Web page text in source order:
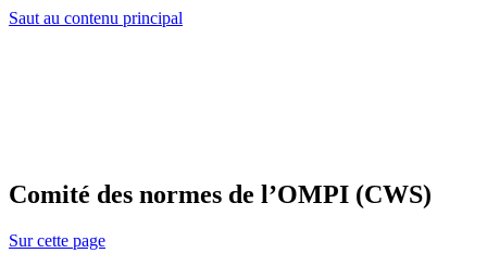
Saut au contenu principal
Comité des normes de l’OMPI (CWS)
Sur cette page